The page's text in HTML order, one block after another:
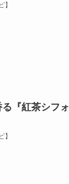
】
る『紅茶シフ
】